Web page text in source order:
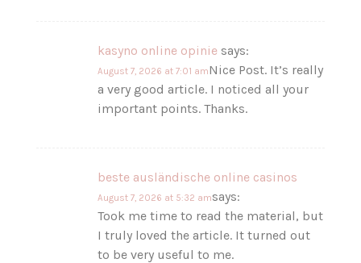
kasyno online opinie says:
August 7, 2026 at 7:01 amNice Post. It’s really
a very good article. I noticed all your
important points. Thanks.
beste ausländische online casinos
says:
August 7, 2026 at 5:32 am
Took me time to read the material, but
I truly loved the article. It turned out
to be very useful to me.